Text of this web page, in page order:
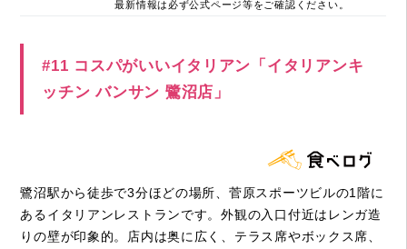
最新情報は必ず公式ページ等をご確認ください。
#11 コスパがいいイタリアン「イタリアンキ
ッチン バンサン 鷺沼店」
鷺沼駅から徒歩で3分ほどの場所、菅原スポーツビルの1階に
あるイタリアンレストランです。外観の入口付近はレンガ造
りの壁が印象的。店内は奥に広く、テラス席やボックス席、